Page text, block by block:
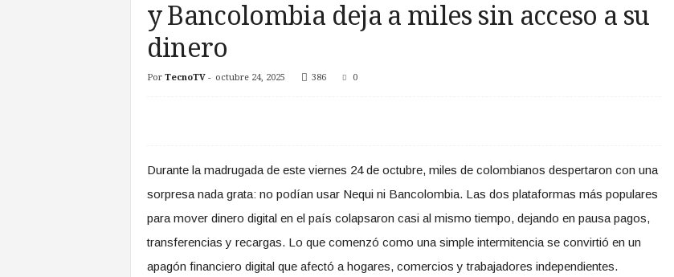
y Bancolombia deja a miles sin acceso a su
dinero
Por TecnoTV- octubre 24, 2025 386 0
Durante la madrugada de este viernes 24 de octubre, miles de colombianos despertaron con una
sorpresa nada grata: no podían usar Nequi ni Bancolombia. Las dos plataformas más populares
para mover dinero digital en el país colapsaron casi al mismo tiempo, dejando en pausa pagos,
transferencias y recargas. Lo que comenzó como una simple intermitencia se convirtió en un
apagón financiero digital que afectó a hogares, comercios y trabajadores independientes.